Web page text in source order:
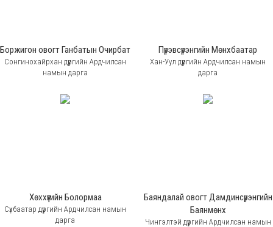
Боржигон овогт Ганбатын Очирбат
Сонгинохайрхан дүүргийн Ардчилсан
намын дарга
Пүрэвсүрэнгийн Мөнхбаатар
Хан-Уул дүүргийн Ардчилсан намын
дарга
Хөххүүгийн Болормаа
Сүхбаатар дүүргийн Ардчилсан намын
дарга
Баяндалай овогт Дамдинсүрэнгийн
Баянмөнх
Чингэлтэй дүүргийн Ардчилсан намын